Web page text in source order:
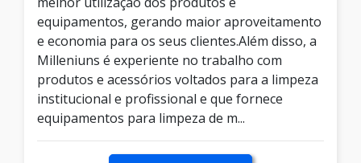
equipamentos, gerando maior aproveitamento
e economia para os seus clientes.Além disso, a
Milleniuns é experiente no trabalho com
produtos e acessórios voltados para a limpeza
institucional e profissional e que fornece
equipamentos para limpeza de m...